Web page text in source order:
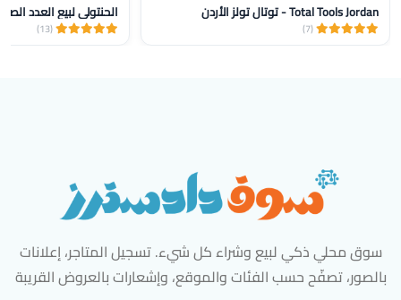
Total Tools Jordan - توتال تولز الأردن
(7)
الحنتولي لبيع العدد
(13)
سوق محلي ذكي لبيع وشراء كل شيء. تسجيل المتاجر، إعلانات
بالصور، تصفّح حسب الفئات والموقع، وإشعارات بالعروض القريبة